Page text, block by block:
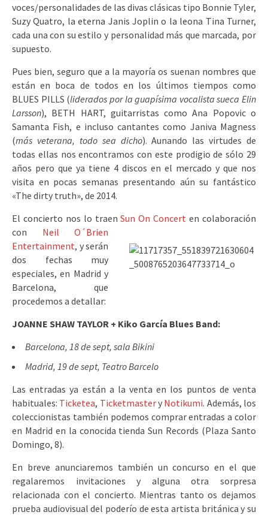
voces/personalidades de las divas clásicas tipo Bonnie Tyler,
Suzy Quatro, la eterna Janis Joplin o la leona Tina Turner,
cada una con su estilo y personalidad más que marcada, por
supuesto.
Pues bien, seguro que a la mayoría os suenan nombres que
están en boca de todos en los últimos tiempos como
BLUES PILLS (liderados por la guapísima vocalista sueca Elin
Larsson), BETH HART, guitarristas como Ana Popovic o
Samanta Fish, e incluso cantantes como Janiva Magness
(más veterana, todo sea dicho). Aunando las virtudes de
todas ellas nos encontramos con este prodigio de sólo 29
años pero que ya tiene 4 discos en el mercado y que nos
visita en pocas semanas presentando aún su fantástico
«The dirty truth», de 2014.
El concierto nos lo traenSun On Concert en colaboración
con Neil O´Brien
Entertainment, y serán
dos fechas muy
especiales, en Madrid y
Barcelona, que
procedemos a detallar:
JOANNE SHAW TAYLOR + Kiko García Blues Band:
Barcelona, 18 de sept, sala Bikini
Madrid, 19 de sept, Teatro Barcelo
Las entradas ya están a la venta en los puntos de venta
habituales: Ticketea, Ticketmastery Notikumi. Además, los
coleccionistas también podemos comprar entradas a color
en Madrid en la conocida tienda Sun Records (Plaza Santo
Domingo, 8).
En breve anunciaremos también un concurso en el que
regalaremos invitaciones y alguna otra sorpresa
relacionada con el concierto. Mientras tanto os dejamos
prueba audiovisual del poderío de esta artista británica y su